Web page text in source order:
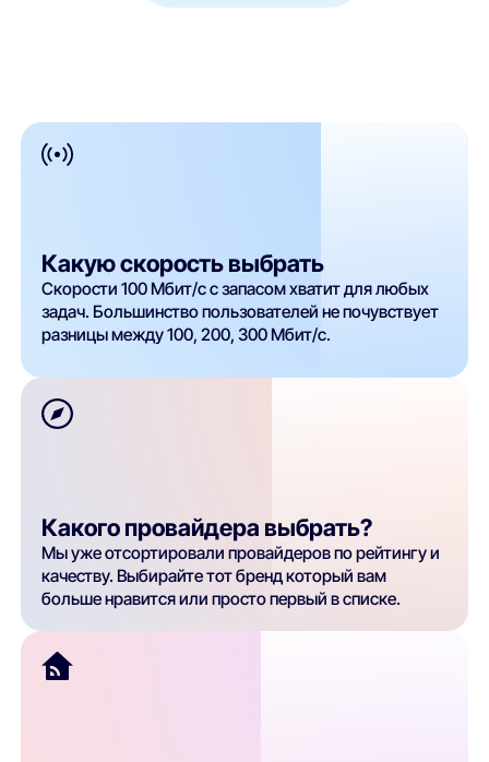
Какую скорость выбрать
Скорости 100 Мбит/с с запасом хватит для любых
задач. Большинство пользователей не почувствует
разницы между 100, 200, 300 Мбит/с.
Какого провайдера выбрать?
Мы уже отсортировали провайдеров по рейтингу и
качеству. Выбирайте тот бренд который вам
больше нравится или просто первый в списке.